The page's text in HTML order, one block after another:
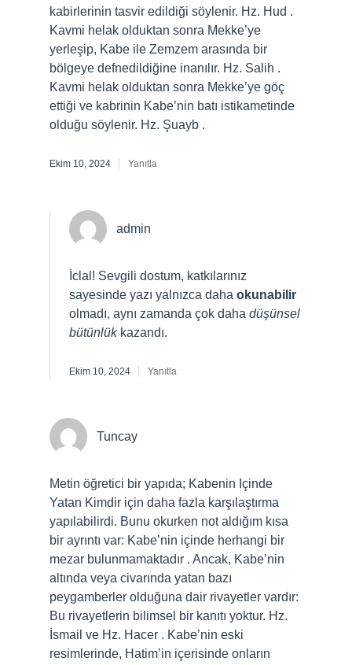
kabirlerinin tasvir edildiği söylenir. Hz. Hud .
Kavmi helak olduktan sonra Mekke’ye
yerleşip, Kabe ile Zemzem arasında bir
bölgeye defnedildiğine inanılır. Hz. Salih .
Kavmi helak olduktan sonra Mekke’ye göç
ettiği ve kabrinin Kabe’nin batı istikametinde
olduğu söylenir. Hz. Şuayb .
Ekim 10, 2024 Yanıtla
admin
İclal! Sevgili dostum, katkılarınız
sayesinde yazı yalnızca daha okunabilir
olmadı, aynı zamanda çok daha düşünsel
bütünlükkazandı.
Ekim 10, 2024 Yanıtla
Tuncay
Metin öğretici bir yapıda; Kabenin Içinde
Yatan Kimdir için daha fazla karşılaştırma
yapılabilirdi. Bunu okurken not aldığım kısa
bir ayrıntı var: Kabe’nin içinde herhangi bir
mezar bulunmamaktadır . Ancak, Kabe’nin
altında veya civarında yatan bazı
peygamberler olduğuna dair rivayetler vardır:
Bu rivayetlerin bilimsel bir kanıtı yoktur. Hz.
İsmail ve Hz. Hacer . Kabe’nin eski
resimlerinde, Hatim’in içerisinde onların